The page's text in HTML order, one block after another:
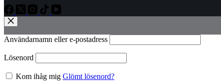
Användarnamn eller e‑postadress
Lösenord
Kom ihåg mig Glömt lösenord?